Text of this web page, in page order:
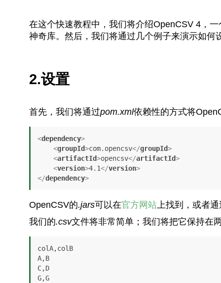
在这个快速教程中，我们将介绍OpenCSV 4，
神奇库。然后，我们将通过几个例子来演示如
2.设置
首先，我们将通过pom.xml依赖性的方式将
<dependency>
<groupId>com.opencsv</groupId>
<artifactId>opencsv</artifactId>
<version>4.1</version>
</dependency>
OpenCSV的.jars可以在官方网站上找到，或者通
我们的.csv文件将非常简单；我们将把它保持在
colA,colB
A,B
C,D
G,G